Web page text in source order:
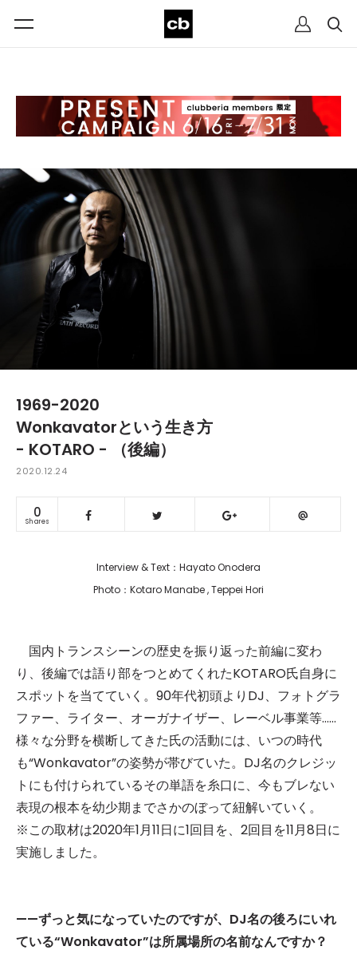
1969-2020
Wonkavatorという生き方
- KOTARO - （後編）
2020.12.24
0
Shares
Interview & Text：Hayato Onodera
Photo：Kotaro Manabe , Teppei Hori
国内トランスシーンの歴史を振り返った前編に変わ
り、後編では語り部をつとめてくれたKOTARO氏自身に
スポットを当てていく。90年代初頭よりDJ、フォトグラ
ファー、ライター、オーガナイザー、レーベル事業等……
様々な分野を横断してきた氏の活動には、いつの時代
も“Wonkavator”の姿勢が帯びていた。DJ名のクレジッ
トにも付けられているその単語を糸口に、今もブレない
表現の根本を幼少期までさかのぼって紐解いていく。
※この取材は2020年1月11日に1回目を、2回目を11月8日に
実施しました。
——ずっと気になっていたのですが、DJ名の後ろにいれ
ている“Wonkavator”は所属場所の名前なんですか？